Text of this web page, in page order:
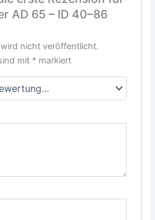
AD 65 – ID 40–86
nicht veröffentlicht.
mit *markiert